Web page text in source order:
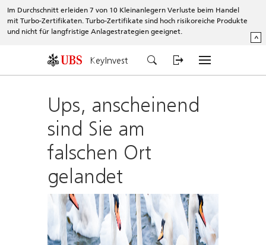
Im Durchschnitt erleiden 7 von 10 Kleinanlegern Verluste beim Handel
mit Turbo-Zertifikaten. Turbo-Zertifikate sind hoch risikoreiche Produkte
und nicht für langfristige Anlagestrategien geeignet.
^
KeyInvest
Ups, anscheinend
sind Sie am
falschen Ort
gelandet